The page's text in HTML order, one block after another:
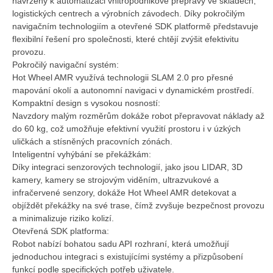
logistických centrech a výrobních závodech. Díky pokročilým
navigačním technologiím a otevřené SDK platformě představuje
flexibilní řešení pro společnosti, které chtějí zvýšit efektivitu
provozu.
Pokročilý navigační systém:
Hot Wheel AMR využívá technologii SLAM 2.0 pro přesné
mapování okolí a autonomní navigaci v dynamickém prostředí.
Kompaktní design s vysokou nosností:
Navzdory malým rozměrům dokáže robot přepravovat náklady až
do 60 kg, což umožňuje efektivní využití prostoru i v úzkých
uličkách a stísněných pracovních zónách.
Inteligentní vyhýbání se překážkám:
Díky integraci senzorových technologií, jako jsou LIDAR, 3D
kamery, kamery se strojovým viděním, ultrazvukové a
infračervené senzory, dokáže Hot Wheel AMR detekovat a
objíždět překážky na své trase, čímž zvyšuje bezpečnost provozu
a minimalizuje riziko kolizí.
Otevřená SDK platforma:
Robot nabízí bohatou sadu API rozhraní, která umožňují
jednoduchou integraci s existujícími systémy a přizpůsobení
funkcí podle specifických potřeb uživatele.